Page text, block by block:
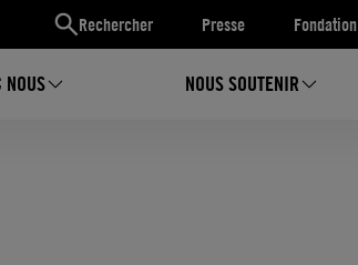
Rechercher Presse Fondation
NOUS NOUS SOUTENIR